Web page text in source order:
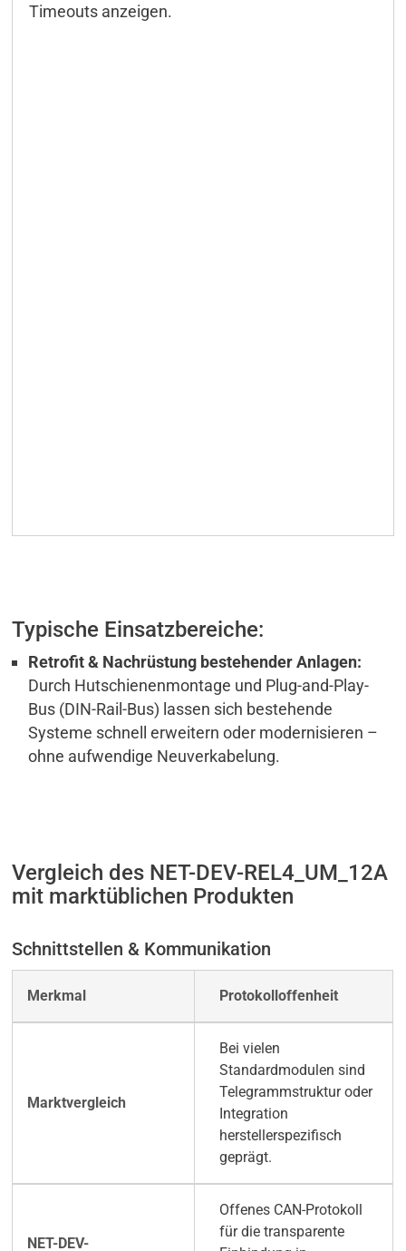
Timeouts anzeigen.
Typische Einsatzbereiche:
Retrofit & Nachrüstung bestehender Anlagen:
Durch Hutschienenmontage und Plug-and-Play-
Bus (DIN-Rail-Bus) lassen sich bestehende
Systeme schnell erweitern oder modernisieren –
ohne aufwendige Neuverkabelung.
Vergleich des NET-DEV-REL4_UM_12A
mit marktüblichen Produkten
Schnittstellen & Kommunikation
Protokolloffenheit
Bei vielen
Standardmodulen sind
Telegrammstruktur oder
Integration
herstellerspezifisch
geprägt.
Offenes CAN-Protokoll
für die transparente